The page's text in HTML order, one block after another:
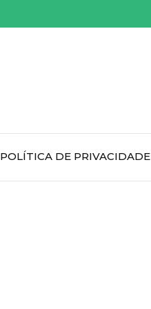
POLÍTICA DE PRIVACIDADE